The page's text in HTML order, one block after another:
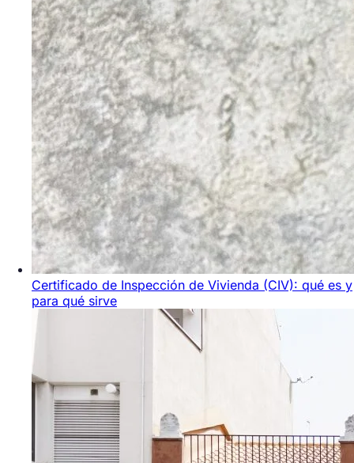
Certificado de Inspección de Vivienda (CIV): qué es y
para qué sirve